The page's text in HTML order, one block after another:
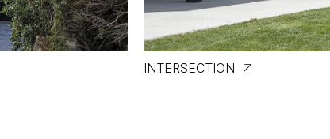
INTERSECTION